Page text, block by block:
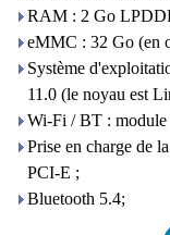
RAM : 2 Go
eMMC : 32 Go (en
Système
11.0 (le noyau est
Wi-Fi / BT : module
Prise en charge de
PCI-E ;
Bluetooth 5.4;